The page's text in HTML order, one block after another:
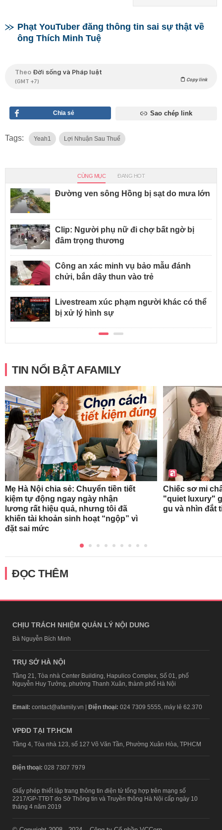
Phạt YouTuber đăng thông tin sai sự thật về
ông Thích Minh Tuệ
Theo Đời sống và Pháp luật
(GMT +7) Copy link
Chia sẻ Sao chép link
Tags: Yeah1 Lợi Nhuận Sau Thuế
CÙNG MỤC ĐANG HOT
Đường ven sông Hồng bị sạt do mưa lớn
Clip: Người phụ nữ đi chợ bất ngờ bị
đâm trọng thương
Công an xác minh vụ bảo mẫu đánh
chửi, bắn dây thun vào trẻ
Livestream xúc phạm người khác có thể
bị xử lý hình sự
TIN NỔI BẬT AFAMILY
Mẹ Hà Nội chia sẻ: Chuyển tiền tiết
kiệm tự động ngay ngày nhận
lương rất hiệu quả, nhưng tôi đã
khiến tài khoản sinh hoạt “ngộp” vì
đặt sai mức
Chiếc sơ mi
"quiet luxury"
gu và nhìn đắt
ĐỌC THÊM
CHỊU TRÁCH NHIỆM QUẢN LÝ NỘI DUNG
Bà Nguyễn Bích Minh
TRỤ SỞ HÀ NỘI
Tầng 21, Tòa nhà Center Building, Hapulico Complex, Số 01, phố
Nguyễn Huy Tưởng, phường Thanh Xuân, thành phố Hà Nội
Email: contact@afamily.vn | Điện thoại: 024 7309 5555, máy lẻ 62.370
VPĐD TẠI TP.HCM
Tầng 4, Tòa nhà 123, số 127 Võ Văn Tần, Phường Xuân Hòa, TPHCM
Điện thoại: 028 7307 7979
Giấy phép thiết lập trang thông tin điện tử tổng hợp trên mạng số
2217/GP-TTĐT do Sở Thông tin và Truyền thông Hà Nội cấp ngày 10
tháng 4 năm 2019